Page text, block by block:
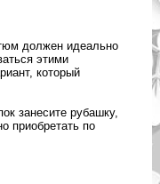
должен идеально
этими
который
занесите рубашку,
приобретать по